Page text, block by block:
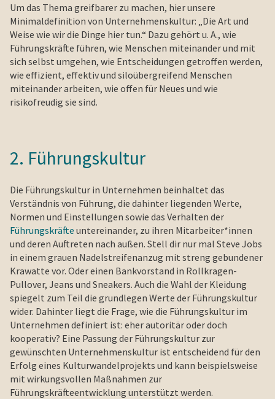
Um das Thema greifbarer zu machen, hier unsere
Minimaldefinition von Unternehmenskultur: „Die Art und
Weise wie wir die Dinge hier tun.“ Dazu gehört u. A., wie
Führungskräfte führen, wie Menschen miteinander und mit
sich selbst umgehen, wie Entscheidungen getroffen werden,
wie effizient, effektiv und siloübergreifend Menschen
miteinander arbeiten, wie offen für Neues und wie
risikofreudig sie sind.
2. Führungskultur
Die Führungskultur in Unternehmen beinhaltet das
Verständnis von Führung, die dahinter liegenden Werte,
Normen und Einstellungen sowie das Verhalten der
Führungskräfte untereinander, zu ihren Mitarbeiter*innen
und deren Auftreten nach außen. Stell dir nur mal Steve Jobs
in einem grauen Nadelstreifenanzug mit streng gebundener
Krawatte vor. Oder einen Bankvorstand in Rollkragen-
Pullover, Jeans und Sneakers. Auch die Wahl der Kleidung
spiegelt zum Teil die grundlegen Werte der Führungskultur
wider. Dahinter liegt die Frage, wie die Führungskultur im
Unternehmen definiert ist: eher autoritär oder doch
kooperativ? Eine Passung der Führungskultur zur
gewünschten Unternehmenskultur ist entscheidend für den
Erfolg eines Kulturwandelprojekts und kann beispielsweise
mit wirkungsvollen Maßnahmen zur
Führungskräfteentwicklung unterstützt werden.